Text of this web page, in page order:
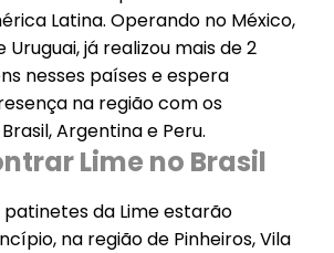
Latina. Operando no México,
Uruguai, já realizou mais de 2
nesses países e espera
na região com os
Argentina e Peru.
Lime no Brasil
patinetes da Lime estarão
na região de Pinheiros, Vila